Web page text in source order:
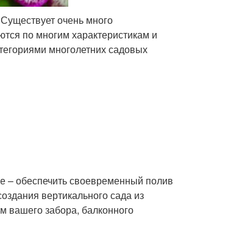
очень много
по многим характеристикам и
многолетних садовых
– обеспечить своевременный полив
вертикального сада из
вашего забора, балконного